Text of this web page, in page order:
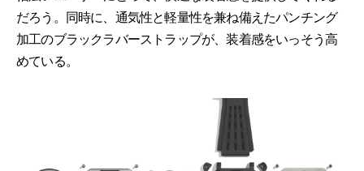
だろう。同時に、通気性と軽量性を兼ね備えたパンチング
加工のブラックラバーストラップが、装着感をいっそう高
めている。